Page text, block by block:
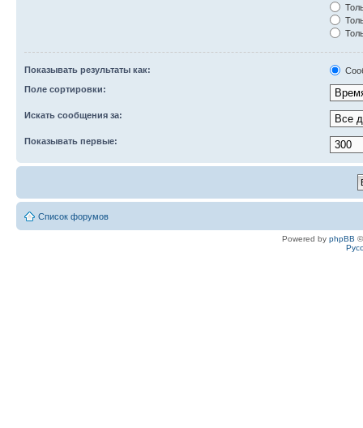
Показывать результаты как:
Поле сортировки:
Искать сообщения за:
Показывать первые:
Список форумов
Powered by phpBB